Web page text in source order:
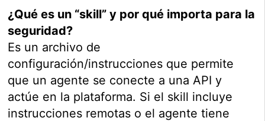
¿Qué es un “skill” y por qué importa para la
seguridad?
Es un archivo de
configuración/instrucciones que permite
que un agente se conecte a una API y
actúe en la plataforma. Si el skill incluye
instrucciones remotas o el agente tiene